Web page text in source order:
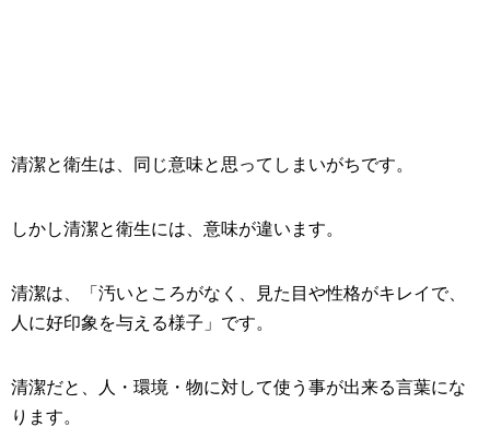
清潔と衛生は、同じ意味と思ってしまいがちです。
しかし清潔と衛生には、意味が違います。
清潔は、「汚いところがなく、見た目や性格がキレイで、
人に好印象を与える様子」です。
清潔だと、人・環境・物に対して使う事が出来る言葉にな
ります。